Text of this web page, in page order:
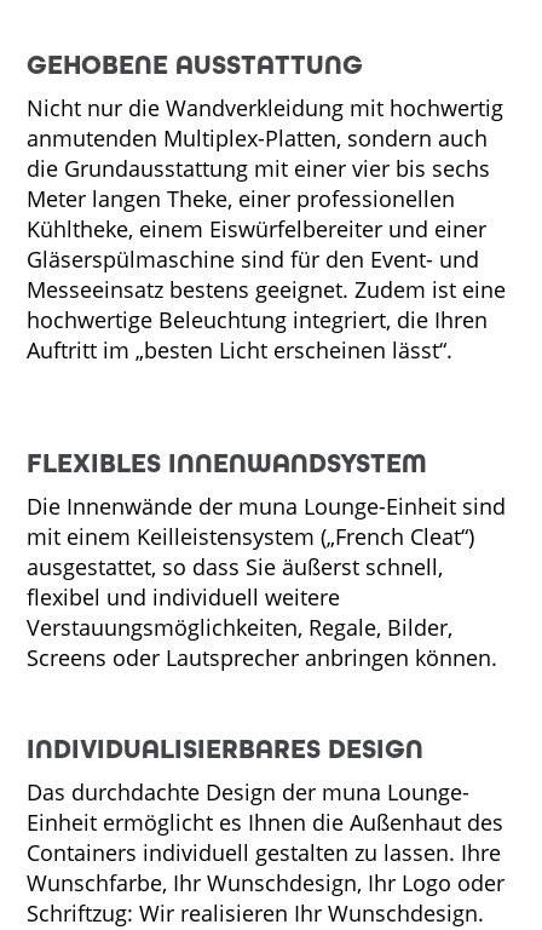
GEHOBENE AUSSTATTUNG
Nicht nur die Wandverkleidung mit hochwertig
anmutenden Multiplex-Platten, sondern auch
die Grundausstattung mit einer vier bis sechs
Meter langen Theke, einer professionellen
Kühltheke, einem Eiswürfelbereiter und einer
Gläserspülmaschine sind für den Event- und
Messeeinsatz bestens geeignet. Zudem ist eine
hochwertige Beleuchtung integriert, die Ihren
Auftritt im „besten Licht erscheinen lässt“.
FLEXIBLES INNENWANDSYSTEM
Die Innenwände der muna Lounge-Einheit sind
mit einem Keilleistensystem („French Cleat“)
ausgestattet, so dass Sie äußerst schnell,
flexibel und individuell weitere
Verstauungsmöglichkeiten, Regale, Bilder,
Screens oder Lautsprecher anbringen können.
INDIVIDUALISIERBARES DESIGN
Das durchdachte Design der muna Lounge-
Einheit ermöglicht es Ihnen die Außenhaut des
Containers individuell gestalten zu lassen. Ihre
Wunschfarbe, Ihr Wunschdesign, Ihr Logo oder
Schriftzug: Wir realisieren Ihr Wunschdesign.